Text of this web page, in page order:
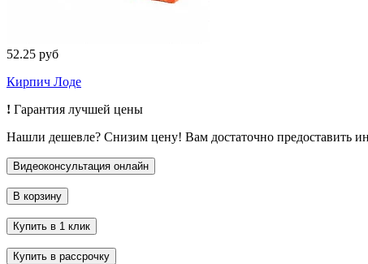
52.25 руб
Кирпич Лоде
! Гарантия лучшей цены
Нашли дешевле? Снизим цену! Вам достаточно предоставить